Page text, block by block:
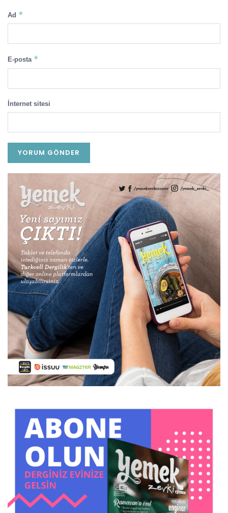
Ad *
E-posta *
İnternet sitesi